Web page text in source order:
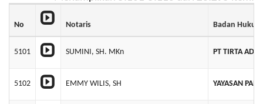
No Notaris Badan Hukum
5101 SUMINI, SH. MKn PT TIRTA
5102 EMMY WILIS, SH YAYASAN